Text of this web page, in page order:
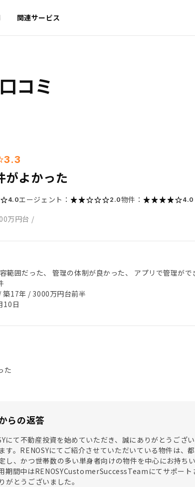
関連サービス
コミ
3.3
がよかった
4.0エージェント： 2.0物件： 4.0
万円台 /
範囲だった、 管理の体制が良かった、 アプリで管理がで
築17年 / 3000万円台前半
10日
た
らの返答
にて不動産投資を始めていただき、誠にありがとうござ
す。RENOSYにてご紹介させていただいている物件は、
し、かつ世帯数の多い単身者向けの物件を中心にお持ち
期間中はRENOSYCustomerSuccessTeamにてサポー
がとうございました。